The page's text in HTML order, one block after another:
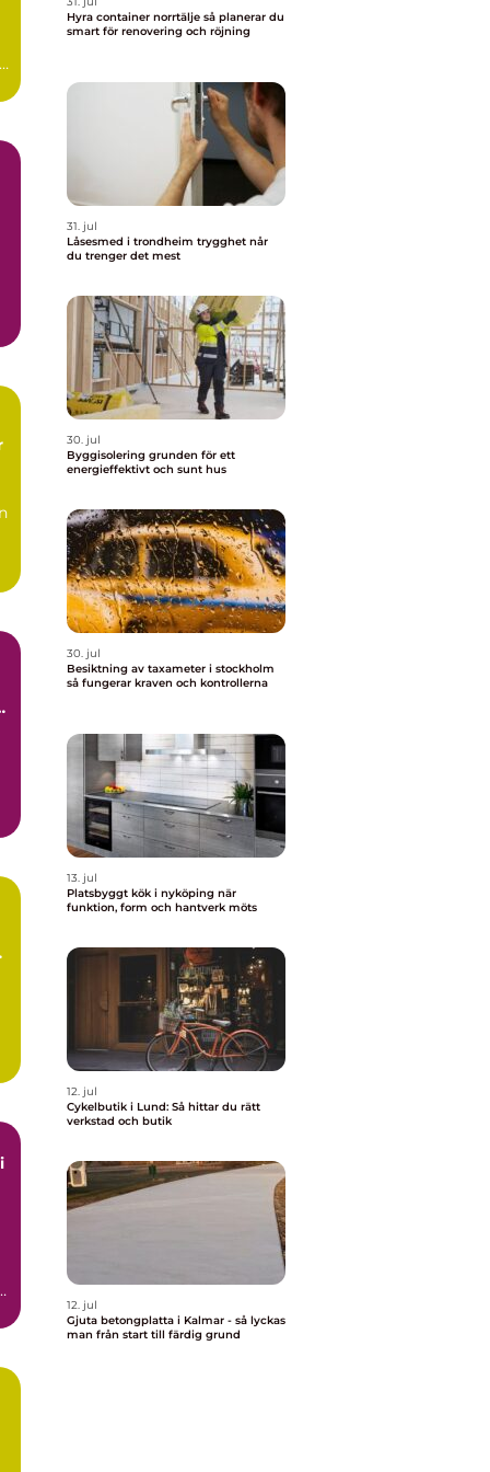
Hyra container norrtälje så planerar du
smart för renovering och röjning
31. jul
Låsesmed i trondheim trygghet når
du trenger det mest
30. jul
Byggisolering grunden för ett
energieffektivt och sunt hus
30. jul
Besiktning av taxameter i stockholm
så fungerar kraven och kontrollerna
13. jul
Platsbyggt kök i nyköping när
funktion, form och hantverk möts
12. jul
Cykelbutik i Lund: Så hittar du rätt
verkstad och butik
12. jul
Gjuta betongplatta i Kalmar - så lyckas
man från start till färdig grund